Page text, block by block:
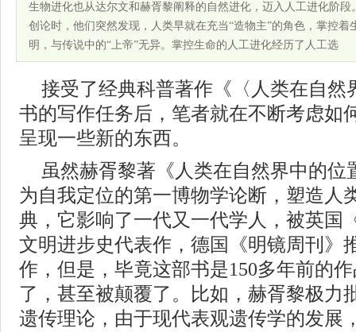
生物进化也从达尔文和赫胥黎阐释的自然进化，迈入人工进化阶
创论时，他们突然发现，人类早就在充当“造物主”的角色，掌控
明，与传说中的“上帝”无异。掌控生命的人工进化经历了人工选
接受了经典科普著作《〈人类在自然
书的写作任务后，笔者就在不断考虑如
呈现一些新的东西。
虽然赫胥黎著《人类在自然界中的位
为自我定位的第一博物学论断，塑造人
典，它影响了一代又一代学人，被英国
文明进步史代表作，德国《明镜周刊》
作，但是，毕竟这部书是150多年前的
了，甚至被颠覆了。比如，赫胥黎极力
遗传理论，由于现代表观遗传学的发展